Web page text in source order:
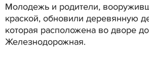
Молодежь и родители,
краской, обновили деревянную
которая расположена во дворе
Железнодорожная.